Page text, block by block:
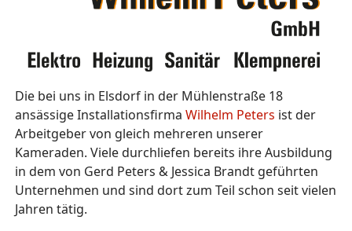
Die bei uns in Elsdorf in der Mühlenstraße 18
ansässige Installationsfirma Wilhelm Peters ist der
Arbeitgeber von gleich mehreren unserer
Kameraden. Viele durchliefen bereits ihre Ausbildung
in dem von Gerd Peters & Jessica Brandt geführten
Unternehmen und sind dort zum Teil schon seit vielen
Jahren tätig.